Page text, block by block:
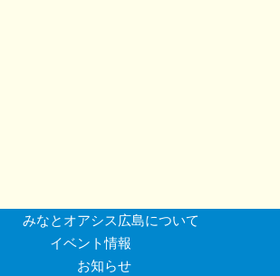
みなとオアシス広島について
イベント情報
お知らせ